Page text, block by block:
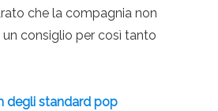
che la compagnia non
consiglio per così tanto
degli standard pop